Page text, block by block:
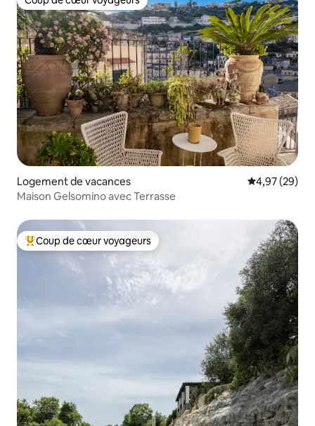
Coup de cœur voyageurs
Logement de vacances Évaluation
4,97 (29)
Maison Gelsomino avec Terrasse
Coups de cœur voyageurs les plus appréciés
Coup de cœur voyageurs